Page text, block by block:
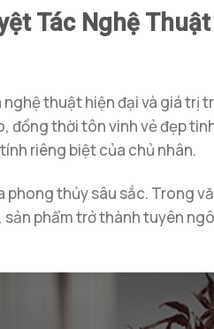
Tác Nghệ
thuật hiện đại và giá trị
thời tôn vinh vẻ đẹp
riêng biệt của chủ nhân.
thủy sâu sắc. Trong
phẩm trở thành tuyên